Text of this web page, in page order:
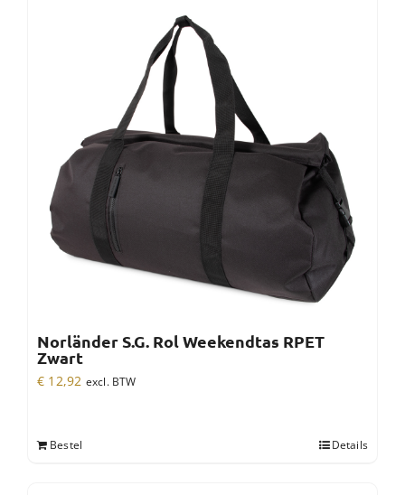
Norländer S.G. Rol Weekendtas RPET
Zwart
€ 12,92 excl. BTW
Bestel Details